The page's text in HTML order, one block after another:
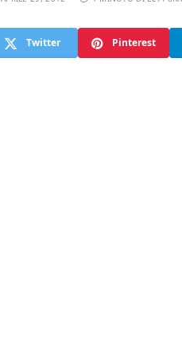
Twitter Pinterest